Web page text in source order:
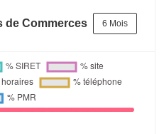
de Commerces 6 Mois